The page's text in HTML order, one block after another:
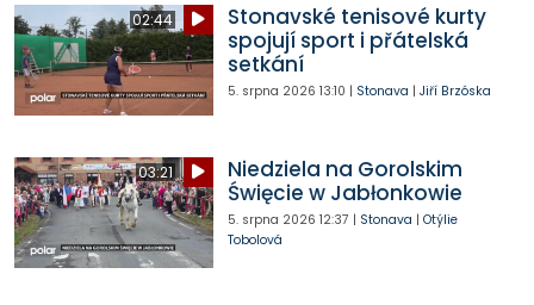
02:44
Stonavské tenisové kurty
spojují sport i přátelská
setkání
5. srpna 2026 13:10 | Stonava | Jiří Brzóska
03:21
Niedziela na Gorolskim
Święcie w Jabłonkowie
5. srpna 2026 12:37 | Stonava | Otýlie
Tobolová